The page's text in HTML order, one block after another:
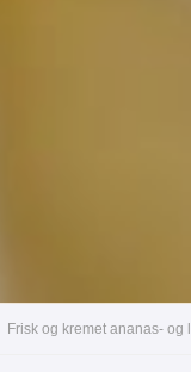
Frisk og kremet ananas-